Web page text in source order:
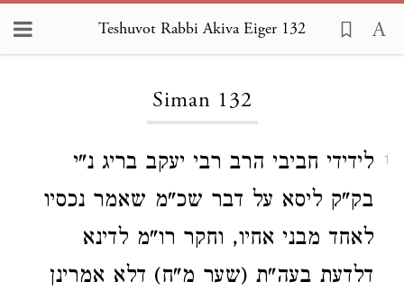
Teshuvot Rabbi Akiva Eiger 132
Siman 132
1
לידידי חביבי הרב רבי יעקב בריג נ"י
בק"ק ליסא על דבר שכ"מ שאמר נכסיו
לאחד מבני אחיו, וחקר רו"מ לדינא
דלדעת בעה"ת (שער מ"ח) דלא אמרינן